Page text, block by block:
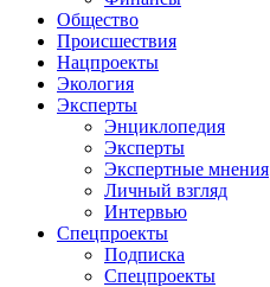
Общество
Происшествия
Нацпроекты
Экология
Эксперты
Энциклопедия
Эксперты
Экспертные мнения
Личный взгляд
Интервью
Спецпроекты
Подписка
Спецпроекты